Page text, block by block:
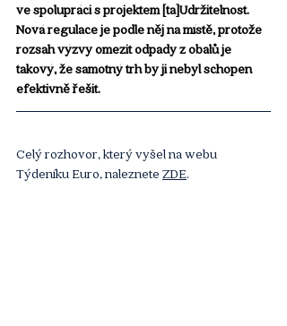
ve spolupráci s projektem [ta]Udržitelnost.
Nová regulace je podle něj na místě, protože
rozsah výzvy omezit odpady z obalů je
takový, že samotný trh by ji nebyl schopen
efektivně řešit.
Celý rozhovor, který vyšel na webu
Týdeníku Euro, naleznete ZDE.